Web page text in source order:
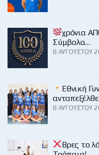
χρόνια
Σύμβολο…
8 ΑΥΓΟΎΣΤΟΥ
Εθνική
8 ΑΥΓΟΎΣΤΟΥ
Βρες το